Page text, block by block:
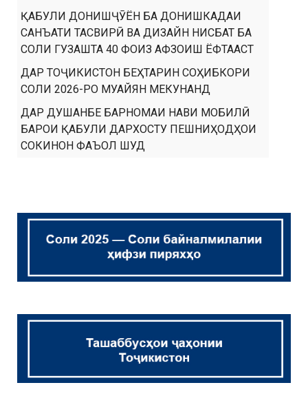
ҚАБУЛИ ДОНИШҶӮЁН БА ДОНИШКАДАИ
САНЪАТИ ТАСВИРӢ ВА ДИЗАЙН НИСБАТ БА
СОЛИ ГУЗАШТА 40 ФОИЗ АФЗОИШ ЁФТААСТ
ДАР ТОҶИКИСТОН БЕҲТАРИН СОҲИБКОРИ
СОЛИ 2026-РО МУАЙЯН МЕКУНАНД
ДАР ДУШАНБЕ БАРНОМАИ НАВИ МОБИЛӢ
БАРОИ ҚАБУЛИ ДАРХОСТУ ПЕШНИҲОДҲОИ
СОКИНОН ФАЪОЛ ШУД